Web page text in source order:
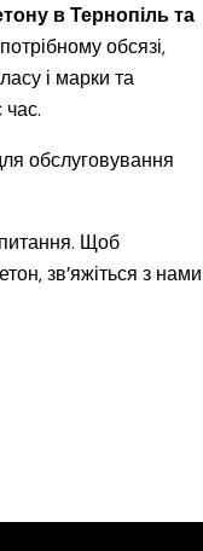
в Тернопіль та
обсязі,
і марки та
обслуговування
Щоб
зв’яжіться з нами